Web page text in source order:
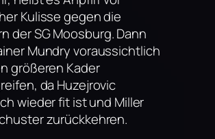
Kulisse gegen die
der SG Moosburg. Dann
Mundry voraussichtlich
größeren Kader
da Huzejrovic
wieder fit ist und Miller
zurückkehren.